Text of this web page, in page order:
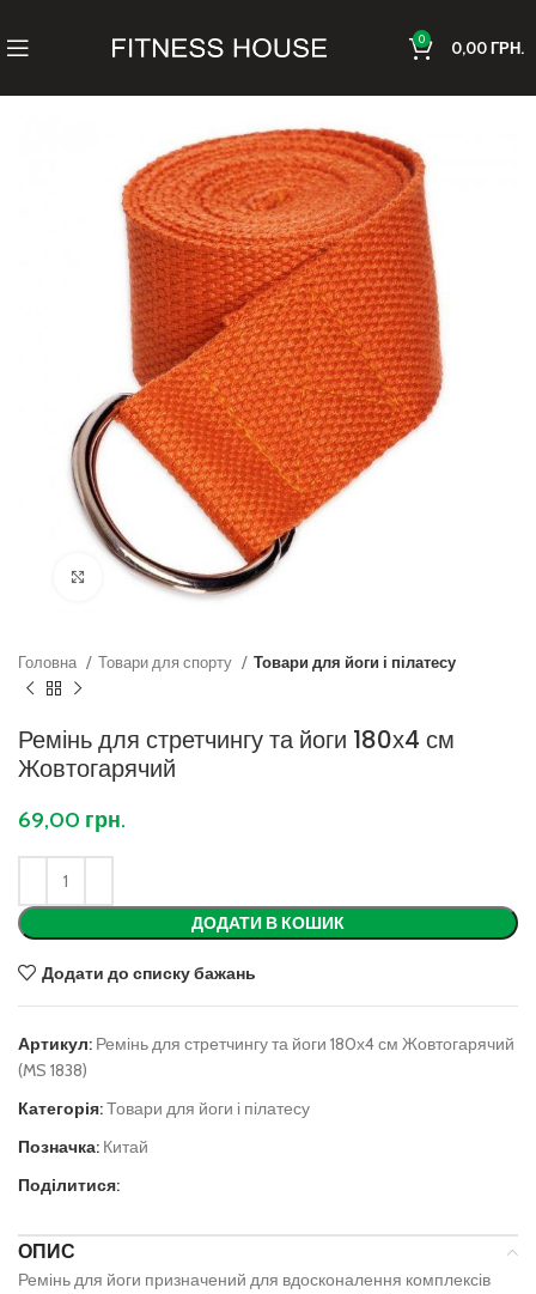
0 0,00ГРН.
Клацніть, щоб збільшити
Головна Товари для спорту Товари для йоги і пілатесу
Ремінь для стретчингу та йоги 180х4 см
Жовтогарячий
69,00 грн.
ДОДАТИ В КОШИК
Додати до списку бажань
Артикул: Ремінь для стретчингу та йоги 180х4 см Жовтогарячий
(MS 1838)
Категорія:Товари для йоги і пілатесу
Позначка: Китай
Поділитися:
ОПИС
Ремінь для йоги призначений для вдосконалення комплексів